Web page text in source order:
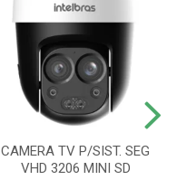
CAMERA TV P/SIST. SEG
VHD 3206 MINI SD